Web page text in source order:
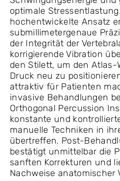
optimale
hochentwickelte Ansatz
submillimetergenaue
der Integrität der
korrigierende Vibration
den Stilett, um den Atlas-
Druck neu zu
attraktiv für Patienten
invasive Behandlungen
Orthogonal Percussion
konstante und
manuelle Techniken in
übertreffen. Post-
bestätigt unmittelbar die
sanften Korrekturen und
Nachweise anatomischer